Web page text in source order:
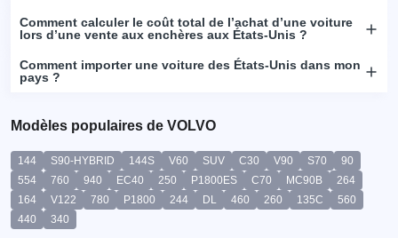
Comment calculer le coût total de l’achat d’une voiture
lors d’une vente aux enchères aux États-Unis ?
Comment importer une voiture des États-Unis dans mon
pays ?
Modèles populaires de VOLVO
144 S90-HYBRID 144S V60 SUV C30 V90 S70
90
554
760 940 EC40 250 P1800ES C70 MC90B
264
164
V122 780 P1800 244 DL 460 260 135C
560
440
340